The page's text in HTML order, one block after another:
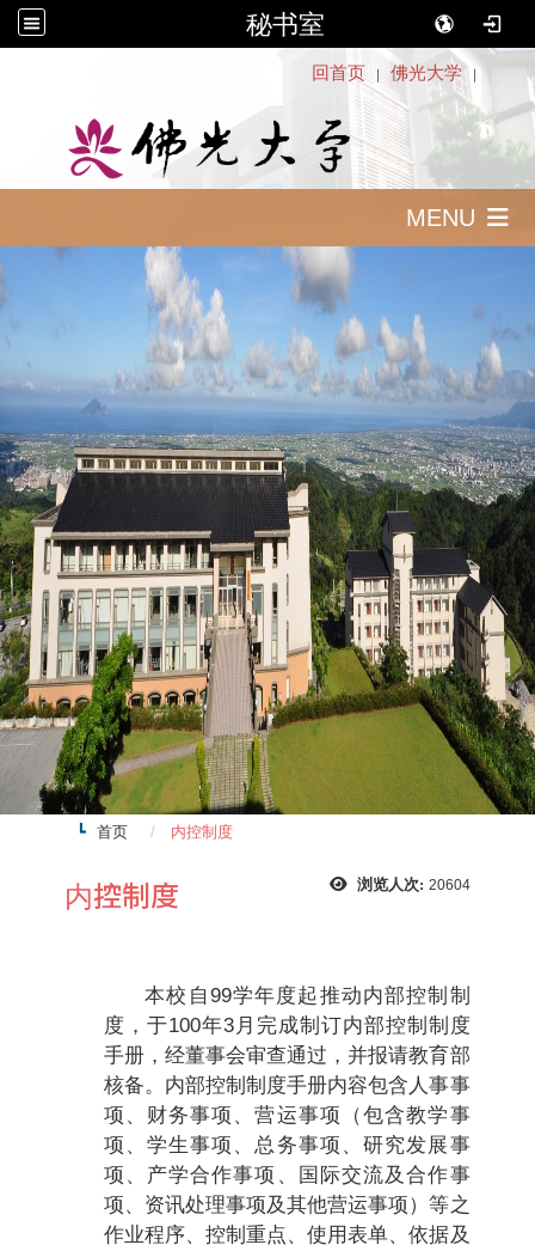
秘书室
回首页 ｜ 佛光大学 ｜
MENU
首页 内控制度
浏览人次: 20604
内控制度
本校自99学年度起推动内部控制制
度，于100年3月完成制订内部控制制度
手册，经董事会审查通过，并报请教育部
核备。内部控制制度手册内容包含人事事
项、财务事项、营运事项（包含教学事
项、学生事项、总务事项、研究发展事
项、产学合作事项、国际交流及合作事
项、资讯处理事项及其他营运事项）等之
作业程序、控制重点、使用表单、依据及